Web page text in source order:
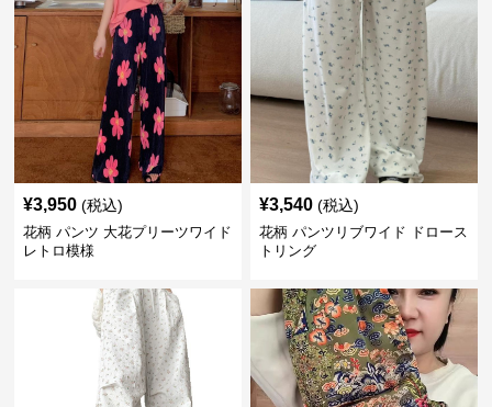
¥3,950 (税込)
花柄 パンツ 大花プリーツワイド
レトロ模様
¥3,540 (税込)
花柄 パンツリブワイド ドロース
トリング